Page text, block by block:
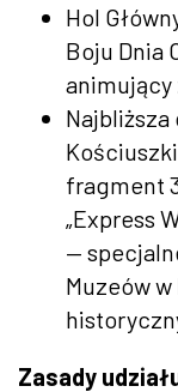
Hol
Boju Dnia
animujący
Najbliższa
fragment
„Express
—
Muzeów
Zasady